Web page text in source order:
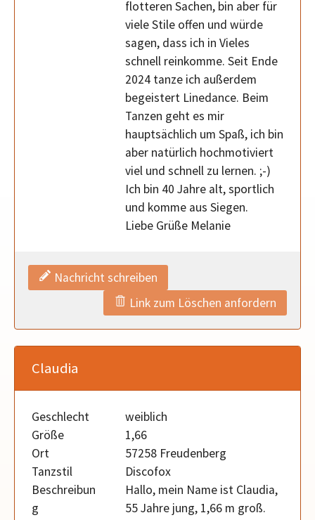
flotteren Sachen, bin aber für
viele Stile offen und würde
sagen, dass ich in Vieles
schnell reinkomme. Seit Ende
2024 tanze ich außerdem
begeistert Linedance. Beim
Tanzen geht es mir
hauptsächlich um Spaß, ich bin
aber natürlich hochmotiviert
viel und schnell zu lernen. ;-)
Ich bin 40 Jahre alt, sportlich
und komme aus Siegen.
Liebe Grüße Melanie
Nachricht schreiben
Link zum Löschen anfordern
Claudia
Geschlecht
weiblich
Größe
1,66
Ort
57258 Freudenberg
Tanzstil
Discofox
Beschreibun
g
Hallo, mein Name ist Claudia,
55 Jahre jung, 1,66 m groß.